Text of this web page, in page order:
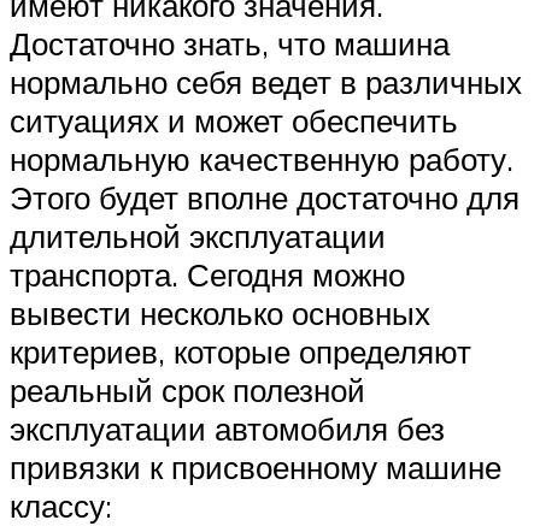
Достаточно знать, что машина
нормально себя ведет в различных
ситуациях и может обеспечить
нормальную качественную работу.
Этого будет вполне достаточно для
длительной эксплуатации
транспорта. Сегодня можно
вывести несколько основных
критериев, которые определяют
реальный срок полезной
эксплуатации автомобиля без
привязки к присвоенному машине
классу: